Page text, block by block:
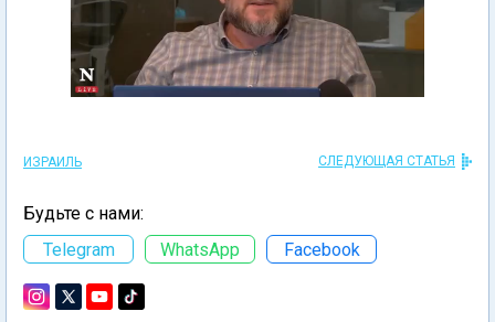
ИЗРАИЛЬ СЛЕДУЮЩАЯ СТАТЬЯ
Будьте с нами:
Telegram
WhatsApp Facebook